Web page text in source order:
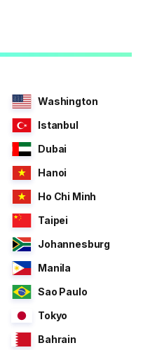
Washington
Istanbul
Dubai
Hanoi
Ho Chi Minh
Taipei
Johannesburg
Manila
Sao Paulo
Tokyo
Bahrain